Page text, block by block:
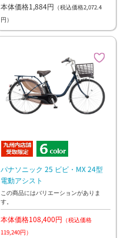
本体価格1,884円 （税込価格2,072.4
円）
パナソニック 25 ビビ・MX 24型
電動アシスト
この商品にはバリエーションがありま
す。
本体価格108,400円 （税込価格
119,240円）